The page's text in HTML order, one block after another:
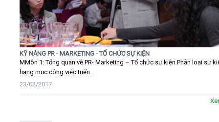
KỸ NĂNG PR - MARKETING - TỔ CHỨC SỰ KIỆN
MMôn 1: Tổng quan về PR- Marketing – Tổ chức sự kiện Phân loại sự
hạng mục công việc triển...
23/02/2017